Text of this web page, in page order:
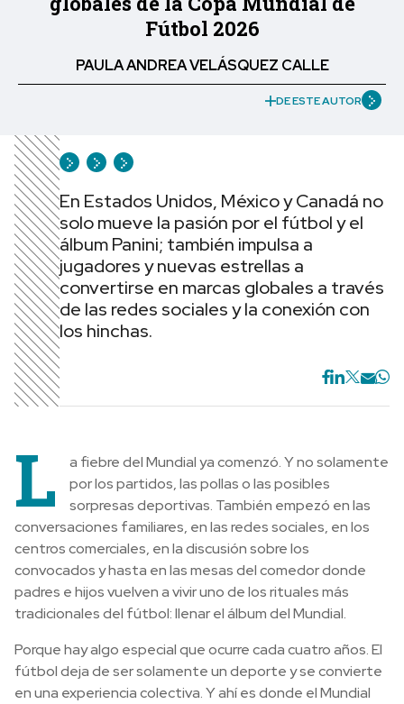
Fútbol 2026
PAULA ANDREA VELÁSQUEZ CALLE
DE ESTE AUTOR
En Estados Unidos, México y Canadá no
solo mueve la pasión por el fútbol y el
álbum Panini; también impulsa a
jugadores y nuevas estrellas a
convertirse en marcas globales a través
de las redes sociales y la conexión con
los hinchas.
L
a fiebre del Mundial ya comenzó. Y no solamente
por los partidos, las pollas o las posibles
sorpresas deportivas. También empezó en las
conversaciones familiares, en las redes sociales, en los
centros comerciales, en la discusión sobre los
convocados y hasta en las mesas del comedor donde
padres e hijos vuelven a vivir uno de los rituales más
tradicionales del fútbol: llenar el álbum del Mundial.
Porque hay algo especial que ocurre cada cuatro años. El
fútbol deja de ser solamente un deporte y se convierte
en una experiencia colectiva. Y ahí es donde el Mundial